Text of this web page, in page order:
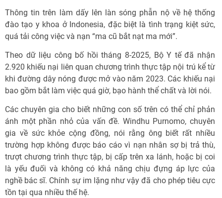
Thông tin trên làm dấy lên làn sóng phẫn nộ về hệ thống
đào tạo y khoa ở Indonesia, đặc biệt là tình trạng kiệt sức,
quá tải công việc và nạn “ma cũ bắt nạt ma mới”.
Theo dữ liệu công bố hồi tháng 8-2025, Bộ Y tế đã nhận
2.920 khiếu nại liên quan chương trình thực tập nội trú kể từ
khi đường dây nóng được mở vào năm 2023. Các khiếu nại
bao gồm bắt làm việc quá giờ, bạo hành thể chất và lời nói.
Các chuyên gia cho biết những con số trên có thể chỉ phản
ánh một phần nhỏ của vấn đề. Windhu Purnomo, chuyên
gia về sức khỏe cộng đồng, nói rằng ông biết rất nhiều
trường hợp không được báo cáo vì nạn nhân sợ bị trả thù,
trượt chương trình thực tập, bị cấp trên xa lánh, hoặc bị coi
là yếu đuối và không có khả năng chịu đựng áp lực của
nghề bác sĩ. Chính sự im lặng như vậy đã cho phép tiêu cực
tồn tại qua nhiều thế hệ.